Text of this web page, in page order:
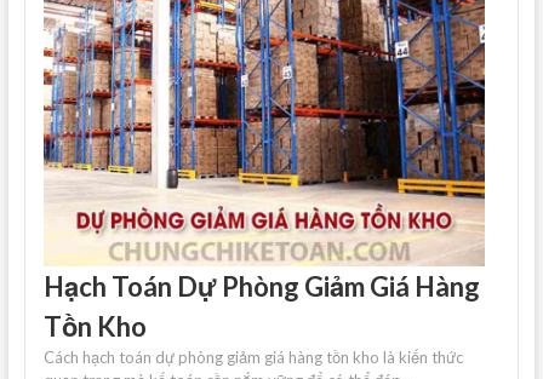
Hạch Toán Dự Phòng Giảm Giá Hàng
Tồn Kho
Cách hạch toán dự phòng giảm giá hàng tồn kho là kiến ​​thức